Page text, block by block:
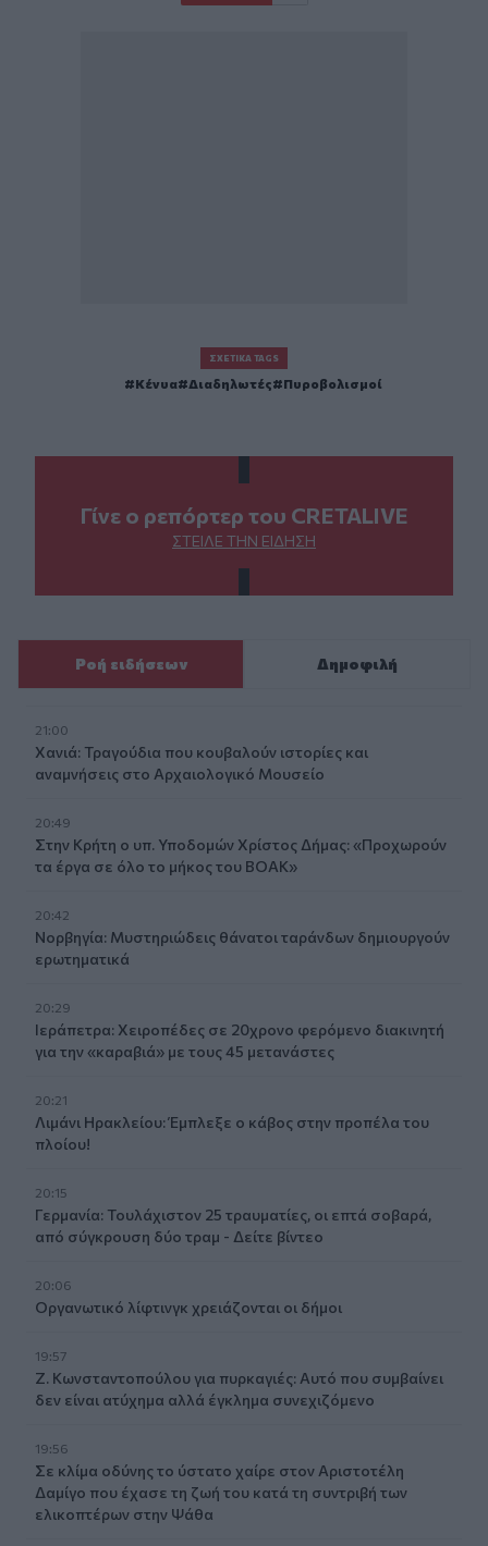
ΣΧΕΤΙΚΆ TAGS
Κένυα Διαδηλωτές Πυροβολισμοί
Γίνε ο ρεπόρτερ του CRETALIVE
ΣΤΕΊΛΕ ΤΗΝ ΕΊΔΗΣΗ
Ροή ειδήσεων Δημοφιλή
21:00
Χανιά: Τραγούδια που κουβαλούν ιστορίες και
αναμνήσεις στο Αρχαιολογικό Μουσείο
20:49
Στην Κρήτη ο υπ. Υποδομών Χρίστος Δήμας: «Προχωρούν
τα έργα σε όλο το μήκος του ΒΟΑΚ»
20:42
Νορβηγία: Μυστηριώδεις θάνατοι ταράνδων δημιουργούν
ερωτηματικά
20:29
Ιεράπετρα: Χειροπέδες σε 20χρονο φερόμενο διακινητή
για την «καραβιά» με τους 45 μετανάστες
20:21
Λιμάνι Ηρακλείου: Έμπλεξε ο κάβος στην προπέλα του
πλοίου!
20:15
Γερμανία: Τουλάχιστον 25 τραυματίες, οι επτά σοβαρά,
από σύγκρουση δύο τραμ - Δείτε βίντεο
20:06
Οργανωτικό λίφτινγκ χρειάζονται οι δήμοι
19:57
Ζ. Κωνσταντοπούλου για πυρκαγιές: Αυτό που συμβαίνει
δεν είναι ατύχημα αλλά έγκλημα συνεχιζόμενο
19:56
Σε κλίμα οδύνης το ύστατο χαίρε στον Αριστοτέλη
Δαμίγο που έχασε τη ζωή του κατά τη συντριβή των
ελικοπτέρων στην Ψάθα